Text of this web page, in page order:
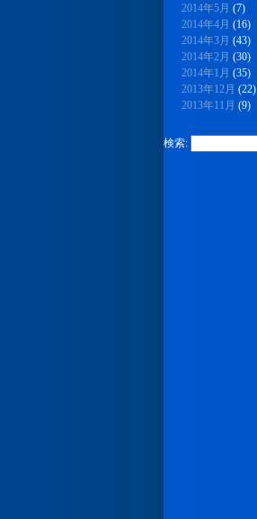
2014年5月 (7)
2014年4月 (16)
2014年3月 (43)
2014年2月 (30)
2014年1月 (35)
2013年12月 (22)
2013年11月 (9)
検索: